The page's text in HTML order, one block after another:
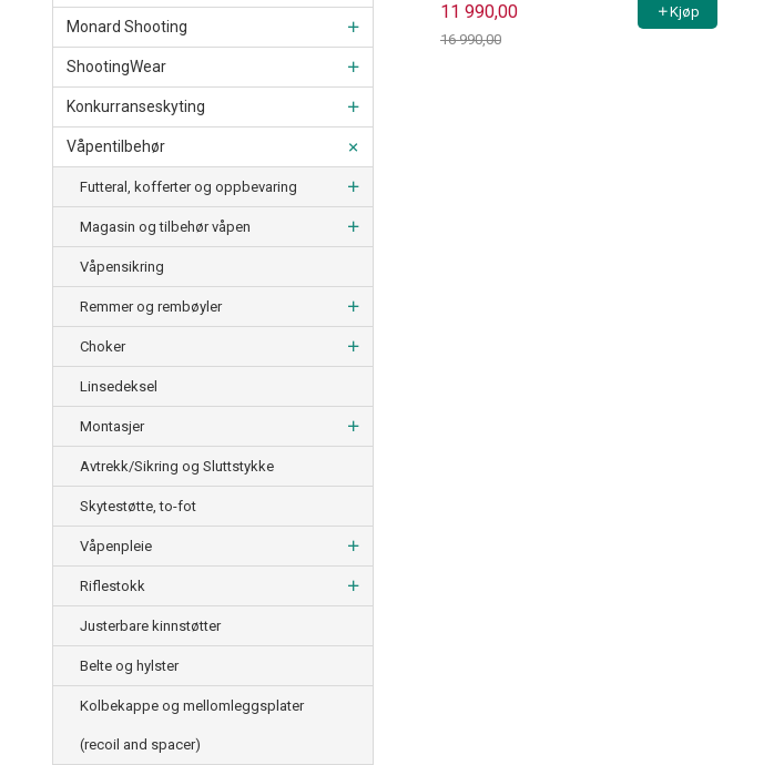
Monard Shooting
ShootingWear
Konkurranseskyting
Våpentilbehør
Futteral, kofferter og oppbevaring
Magasin og tilbehør våpen
Våpensikring
Remmer og rembøyler
Choker
Linsedeksel
Montasjer
Avtrekk/Sikring og Sluttstykke
Skytestøtte, to-fot
Våpenpleie
Riflestokk
Justerbare kinnstøtter
Belte og hylster
Kolbekappe og mellomleggsplater
(recoil and spacer)
11 990,00
16 990,00
Kjøp